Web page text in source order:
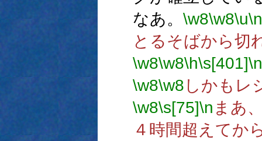
なあ。 \w8\w8\u\n
とるそばから切
\w8\w8\h\s[401]\n
\w8\w8 しかもレ
\w8\s[75]\n まあ
４時間超えてか